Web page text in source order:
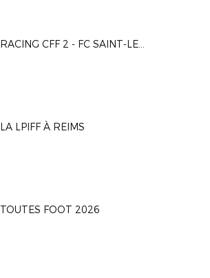
RACING CFF 2 - FC SAINT-LEU 95
LA LPIFF À REIMS
TOUTES FOOT 2026